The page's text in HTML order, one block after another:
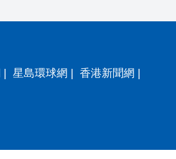
星島環球網 香港新聞網